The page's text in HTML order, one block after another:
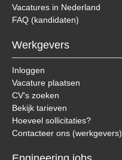
Vacatures in Nederland
FAQ (kandidaten)
Werkgevers
Inloggen
Vacature plaatsen
CV's zoeken
Bekijk tarieven
Hoeveel sollicitaties?
Contacteer ons (werkgevers)